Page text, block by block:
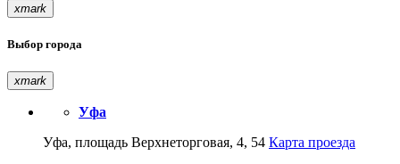
xmark
Выбор города
xmark
Уфа
Уфа, площадь Верхнеторговая, 4, 54 Карта проезда